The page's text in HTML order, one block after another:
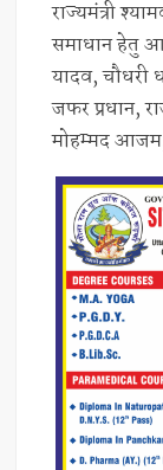
राज्यमंत्री
समाधान हेतु
यादव, चौधरी
जफर प्रधान,
मोहम्मद